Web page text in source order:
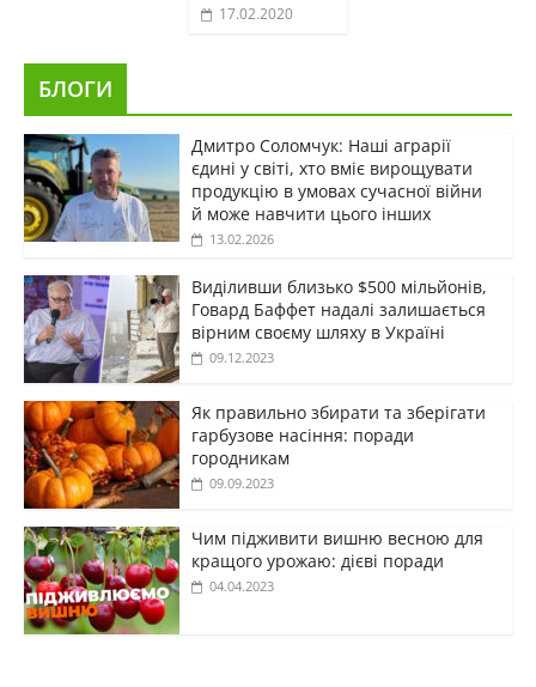
17.02.2020
БЛОГИ
Дмитро Соломчук: Наші аграрії
єдині у світі, хто вміє вирощувати
продукцію в умовах сучасної війни
й може навчити цього інших
13.02.2026
Виділивши близько $500 мільйонів,
Говард Баффет надалі залишається
вірним своєму шляху в Україні
09.12.2023
Як правильно збирати та зберігати
гарбузове насіння: поради
городникам
09.09.2023
Чим підживити вишню весною для
кращого урожаю: дієві поради
04.04.2023